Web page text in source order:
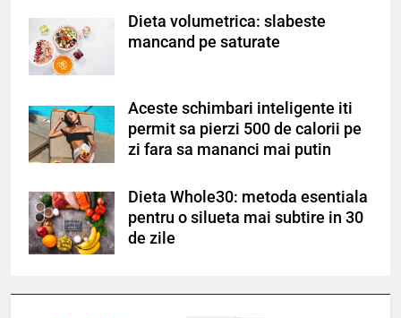
Dieta volumetrica: slabeste
mancand pe saturate
Aceste schimbari inteligente iti
permit sa pierzi 500 de calorii pe
zi fara sa mananci mai putin
Dieta Whole30: metoda esentiala
pentru o silueta mai subtire in 30
de zile